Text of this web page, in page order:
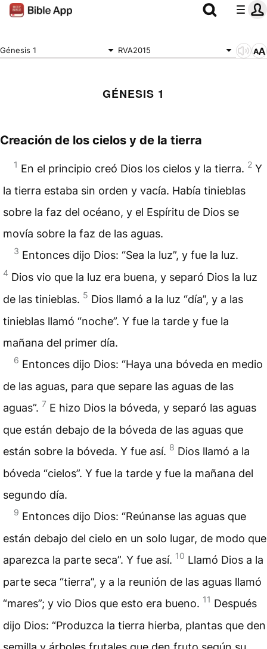
Génesis 1 RVA2015
GÉNESIS 1
Creación de los cielos y de la tierra
1 En el principio creó Dios los cielos y la tierra. 2 Y
la tierra estaba sin orden y vacía. Había tinieblas
sobre la faz del océano, y el Espíritu de Dios se
movía sobre la faz de las aguas.
3 Entonces dijo Dios: “Sea la luz”, y fue la luz.
4 Dios vio que la luz era buena, y separó Dios la luz
de las tinieblas. 5 Dios llamó a la luz “día”, y a las
tinieblas llamó “noche”. Y fue la tarde y fue la
mañana del primer día.
6 Entonces dijo Dios: “Haya una bóveda en medio
de las aguas, para que separe las aguas de las
aguas”. 7 E hizo Dios la bóveda, y separó las aguas
que están debajo de la bóveda de las aguas que
están sobre la bóveda. Y fue así. 8 Dios llamó a la
bóveda “cielos”. Y fue la tarde y fue la mañana del
segundo día.
9 Entonces dijo Dios: “Reúnanse las aguas que
están debajo del cielo en un solo lugar, de modo que
aparezca la parte seca”. Y fue así. 10 Llamó Dios a la
parte seca “tierra”, y a la reunión de las aguas llamó
“mares”; y vio Dios que esto era bueno. 11 Después
dijo Dios: “Produzca la tierra hierba, plantas que den